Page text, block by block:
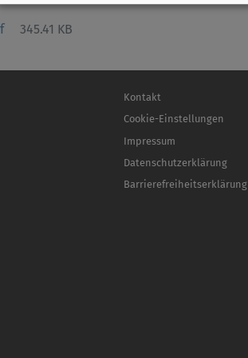
345.41 KB
Fußbereichsmenü
Kontakt
Cookie-Einstellungen
Impressum
Datenschutzerklärung
Barrierefreiheitserklärung